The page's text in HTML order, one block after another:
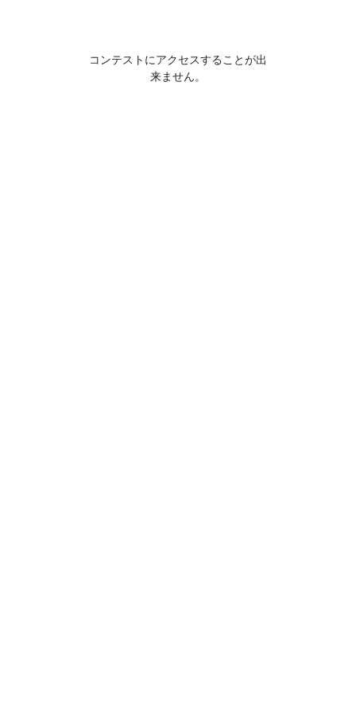
コンテストにアクセスすることが出
来ません。